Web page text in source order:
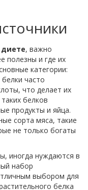
, важно
полезны и где их
категории:
часто
что делает их
белков
продукты и яйца.
сорта мяса, такие
не только богаты
иногда нуждаются в
набор
выбором для
белка